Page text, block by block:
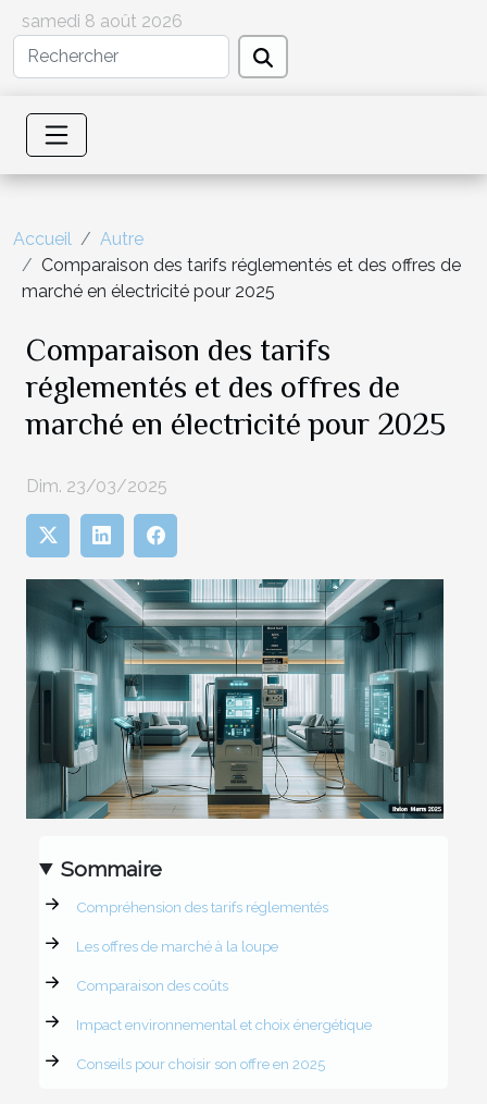
samedi 8 août 2026
Accueil
Autre
Comparaison des tarifs réglementés et des offres de
marché en électricité pour 2025
Comparaison des tarifs
réglementés et des offres de
marché en électricité pour 2025
Dim. 23/03/2025
Sommaire
Compréhension des tarifs réglementés
Les offres de marché à la loupe
Comparaison des coûts
Impact environnemental et choix énergétique
Conseils pour choisir son offre en 2025